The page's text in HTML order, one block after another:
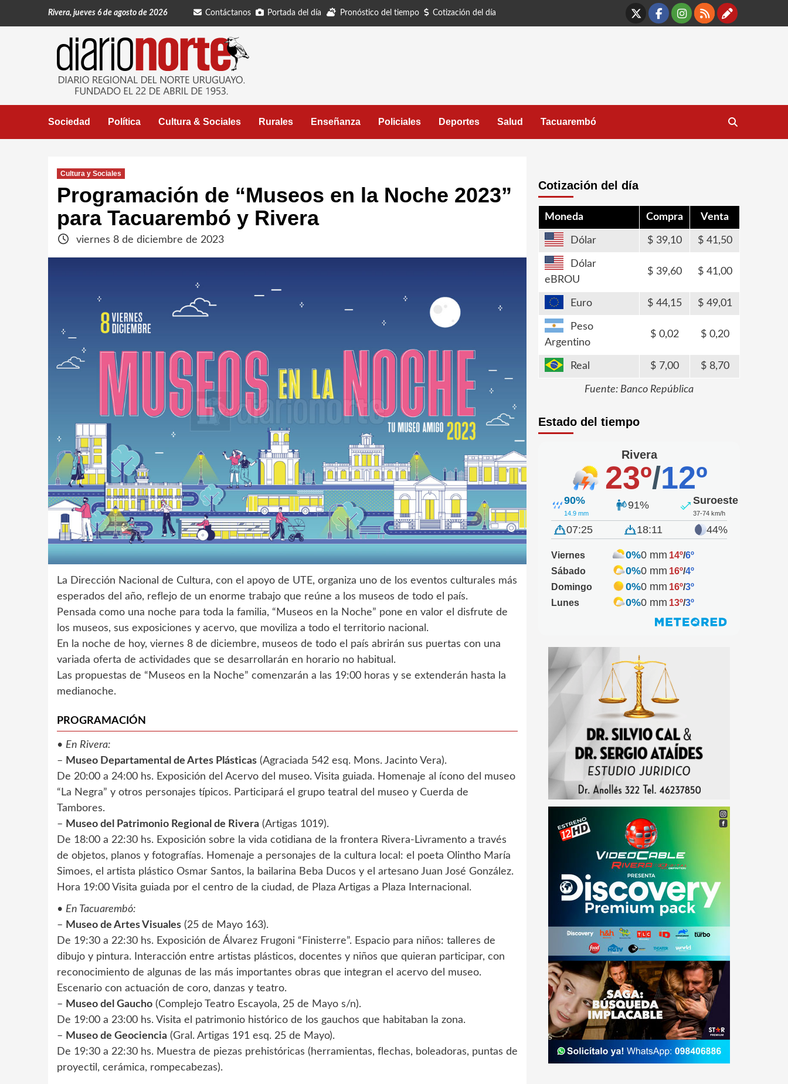
Rivera, jueves 6 de agosto de 2026 Contáctanos Portada del día Pronóstico del tiempo Cotización del día
X Facebook
Instagram
RSS
Sociedad Política Cultura & Sociales Rurales Enseñanza Policiales Deportes Salud Tacuarembó
Cultura y Sociales
Programación de “Museos en la Noche 2023”
para Tacuarembó y Rivera
viernes 8 de diciembre de 2023
La Dirección Nacional de Cultura, con el apoyo de UTE, organiza uno de los eventos culturales más
esperados del año, reflejo de un enorme trabajo que reúne a los museos de todo el país.
Pensada como una noche para toda la familia, “Museos en la Noche” pone en valor el disfrute de
los museos, sus exposiciones y acervo, que moviliza a todo el territorio nacional.
En la noche de hoy, viernes 8 de diciembre, museos de todo el país abrirán sus puertas con una
variada oferta de actividades que se desarrollarán en horario no habitual.
Las propuestas de “Museos en la Noche” comenzarán a las 19:00 horas y se extenderán hasta la
medianoche.
PROGRAMACIÓN
• En Rivera:
– Museo Departamental de Artes Plásticas (Agraciada 542 esq. Mons. Jacinto Vera).
De 20:00 a 24:00 hs. Exposición del Acervo del museo. Visita guiada. Homenaje al ícono del museo
“La Negra” y otros personajes típicos. Participará el grupo teatral del museo y Cuerda de
Tambores.
– Museo del Patrimonio Regional de Rivera (Artigas 1019).
De 18:00 a 22:30 hs. Exposición sobre la vida cotidiana de la frontera Rivera-Livramento a través
de objetos, planos y fotografías. Homenaje a personajes de la cultura local: el poeta Olintho María
Simoes, el artista plástico Osmar Santos, la bailarina Beba Ducos y el artesano Juan José González.
Hora 19:00 Visita guiada por el centro de la ciudad, de Plaza Artigas a Plaza Internacional.
• En Tacuarembó:
– Museo de Artes Visuales (25 de Mayo 163).
De 19:30 a 22:30 hs. Exposición de Álvarez Frugoni “Finisterre”. Espacio para niños: talleres de
dibujo y pintura. Interacción entre artistas plásticos, docentes y niños que quieran participar, con
reconocimiento de algunas de las más importantes obras que integran el acervo del museo.
Escenario con actuación de coro, danzas y teatro.
– Museo del Gaucho (Complejo Teatro Escayola, 25 de Mayo s/n).
De 19:00 a 23:00 hs. Visita el patrimonio histórico de los gauchos que habitaban la zona.
– Museo de Geociencia (Gral. Artigas 191 esq. 25 de Mayo).
De 19:30 a 22:30 hs. Muestra de piezas prehistóricas (herramientas, flechas, boleadoras, puntas de
proyectil, cerámica, rompecabezas).
Cotización del día
Moneda Compra Venta
Dólar 39,10 41,50
Dólar
eBROU
39,60 41,00
Euro 44,15 49,01
Peso
Argentino
0,02 0,20
Real 7,00 8,70
Fuente: Banco República
Estado del tiempo
Rivera
23º/12º
90%
14.9 mm
91% Suroeste
37-74 km/h
07:25 18:11 44%
Viernes 0%0 mm 14º/6º
Sábado
0%0 mm 16º/4º
Domingo
0%0 mm 16º/3º
Lunes
0%0 mm 13º/3º